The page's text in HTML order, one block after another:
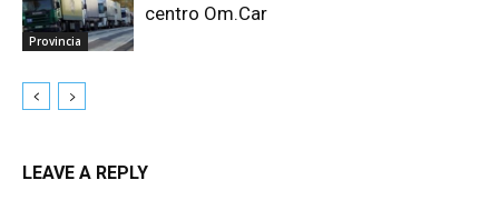
Provincia
centro Om.Car
LEAVE A REPLY